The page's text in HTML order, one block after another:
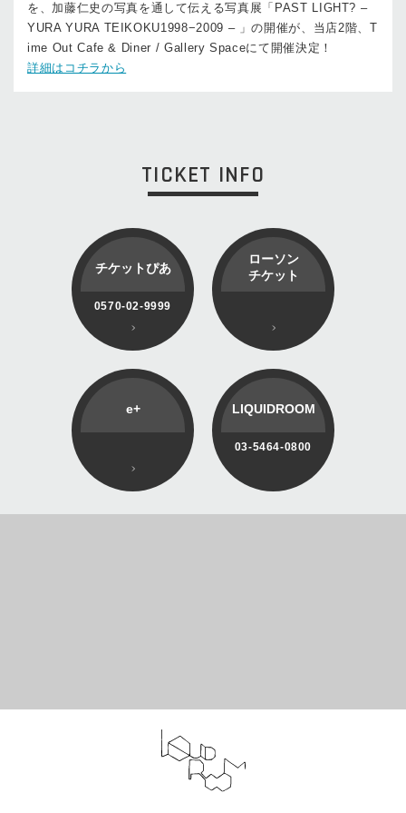
を、加藤仁史の写真を通して伝える写真展「PAST LIGHT? –
YURA YURA TEIKOKU1998−2009 – 」の開催が、当店2階、T
ime Out Cafe & Diner / Gallery Spaceにて開催決定！
詳細はコチラから
TICKET INFO
チケットぴあ
0570-02-9999
ローソン
チケット
e+ LIQUIDROOM
03-5464-0800